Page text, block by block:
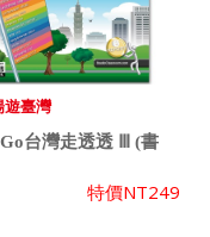
遊臺灣
台灣走透透 Ⅲ (書
特價NT249